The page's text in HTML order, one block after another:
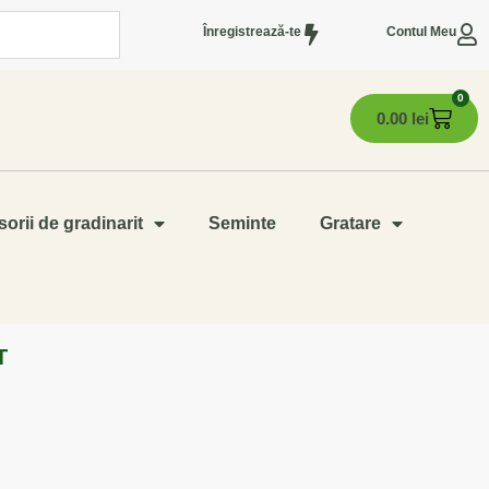
Înregistrează-te Contul Meu
0.00 lei
0
de gradinarit Seminte Gratare